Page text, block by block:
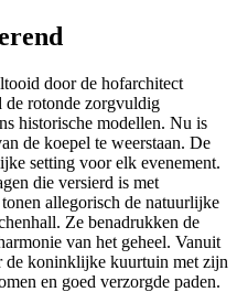
door de hofarchitect
de rotonde zorgvuldig
historische modellen. Nu is
de koepel te weerstaan. De
setting voor elk evenement.
die versierd is met
allegorisch de natuurlijke
Ze benadrukken de
van het geheel. Vanuit
de koninklijke kuurtuin met zijn
en goed verzorgde paden.